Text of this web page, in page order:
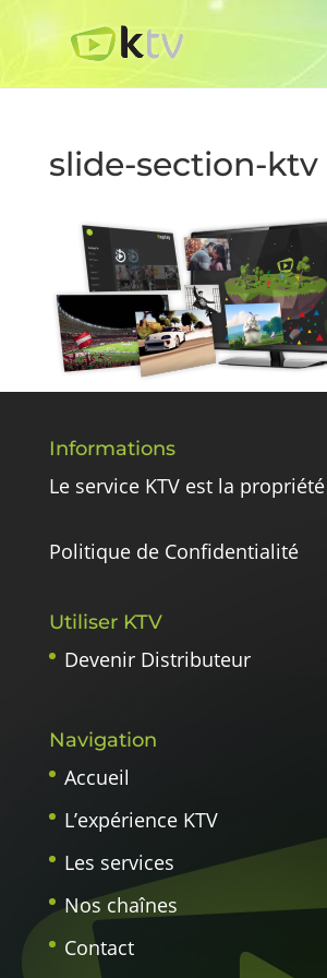
slide-section-ktv
Informations
Le service KTV est la propriété
Politique de Confidentialité
Utiliser KTV
Devenir Distributeur
Navigation
Accueil
L’expérience KTV
Les services
Nos chaînes
Contact